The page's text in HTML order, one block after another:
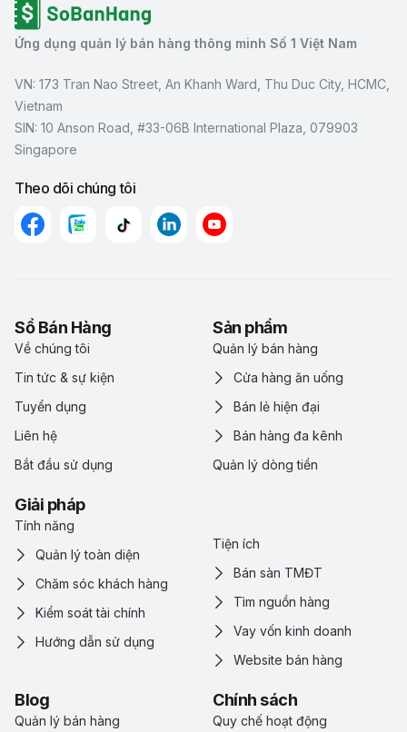
Ứng dụng quản lý bán hàng thông minh Số 1 Việt Nam
VN: 173 Tran Nao Street, An Khanh Ward, Thu Duc City, HCMC,
Vietnam
SIN: 10 Anson Road, #33-06B International Plaza, 079903
Singapore
Theo dõi chúng tôi
Sổ Bán Hàng
Về chúng tôi
Tin tức & sự kiện
Tuyển dụng
Liên hệ
Bắt đầu sử dụng
Sản phẩm
Quản lý bán hàng
Cửa hàng ăn uống
Bán lẻ hiện đại
Bán hàng đa kênh
Quản lý dòng tiền
Giải pháp
Tính năng
Quản lý toàn diện
Chăm sóc khách hàng
Kiểm soát tài chính
Hướng dẫn sử dụng
Tiện ích
Bán sàn TMĐT
Tìm nguồn hàng
Vay vốn kinh doanh
Website bán hàng
Blog
Quản lý bán hàng
Chính sách
Quy chế hoạt động